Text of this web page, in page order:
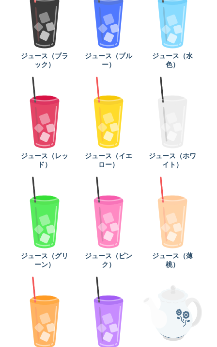
ジュース（ブラ
ック）
ジュース（ブル
ー）
ジュース（水
色）
ジュース（レッ
ド）
ジュース（イエ
ロー）
ジュース（ホワ
イト）
ジュース（グリ
ーン）
ジュース（ピン
ク）
ジュース（薄
桃）